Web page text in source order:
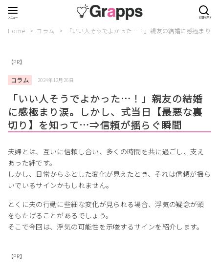
Home コラム 「いい人そうでよかった…！」親友の結婚に感極まり
【PR】
コラム 2024年12月26日
「いい人そうでよかった…！」親友の結婚
に感極まり涙。しかし、式当日【最悪な裏
切り】を知って…⇒信頼が揺らぐ瞬間
夫婦とは、互いに信頼し合い、多くの時間を共に過ごし、支え
あった絆です。
しかし、日常からふとした変化が見えたとき、それは信頼が揺ら
いでいるサインかもしれません。
とくに夫の行動に些細な変化が見られる場合、浮気の疑念が頭
をもたげることがあるでしょう。
そこで今回は、浮気の可能性を示唆するサインを紹介します。
【PR】